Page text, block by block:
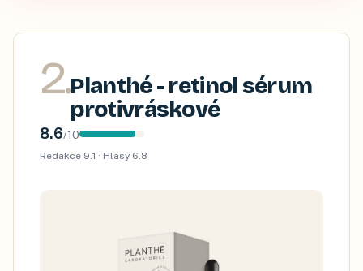
2.Planthé - retinol sérum
protivráskové
8.6/10
Redakce 9.1 · Hlasy 6.8